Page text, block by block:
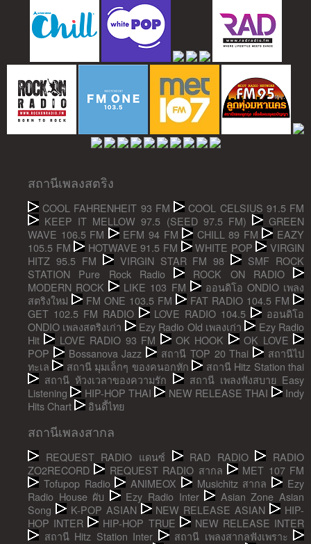
สถานีเพลงสตริง
COOL FAHRENHEIT 93 FM
COOL CELSIUS 91.5 FM
KEEP IT MELLOW 97.5 (SEED 97.5 FM)
GREEN
WAVE 106.5 FM
EFM 94 FM CHILL 89 FM
EAZY
105.5 FM
HOTWAVE 91.5 FM WHITE POP
VIRGIN
HITZ 95.5 FM
VIRGIN STAR FM 98
SMF ROCK
STATION Pure Rock Radio
ROCK ON RADIO
MODERN ROCK
LIKE 103 FM
ออนดิโอ ONDIO เพลง
สตริงใหม่
FM ONE 103.5 FM
FAT RADIO 104.5 FM
GET 102.5 FM RADIO
LOVE RADIO 104.5
ออนดิโอ
ONDIO เพลงสตริงเก่า
Ezy Radio Old เพลงเก่า
Ezy Radio
Hit
LOVE RADIO 93 FM OK HOOK
OK LOVE
POP
Bossanova Jazz สถานี TOP 20 Thai
สถานีไป
ทะเล
สถานี มุมเล็กๆ ของคนอกหัก
สถานี Hitz Station thai
สถานี ห้วงเวลาของความรัก
สถานี เพลงฟังสบาย Easy
Listening
HIP-HOP THAI NEW RELEASE THAI
Indy
Hits Chart
อินดี้ไทย
สถานีเพลงสากล
REQUEST RADIO แดนซ์ RAD RADIO
RADIO
ZO2RECORD
REQUEST RADIO สากล
MET 107 FM
Tofupop Radio
ANIMEOX Musichitz สากล
Ezy
Radio House ผับ
Ezy Radio Inter
Asian Zone Asian
Song
K-POP ASIAN NEW RELEASE ASIAN
HIP-
HOP INTER
HIP-HOP TRUE
NEW RELEASE INTER
สถานี Hitz Station Inter
สถานี เพลงสากลฟังเพราะ